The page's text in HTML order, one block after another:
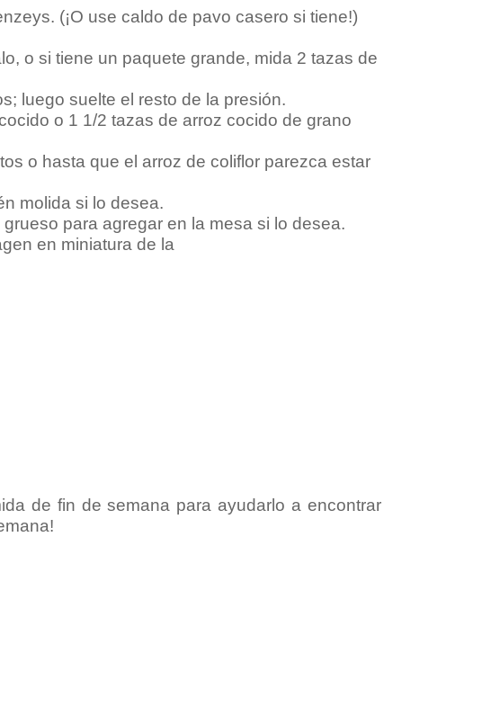
(¡O use caldo de pavo casero si tiene!)
o si tiene un paquete grande, mida 2 tazas de
luego suelte el resto de la presión.
o 1 1/2 tazas de arroz cocido de grano
o hasta que el arroz de coliflor parezca estar
molida si lo desea.
para agregar en la mesa si lo desea.
de fin de semana para ayudarlo a encontrar